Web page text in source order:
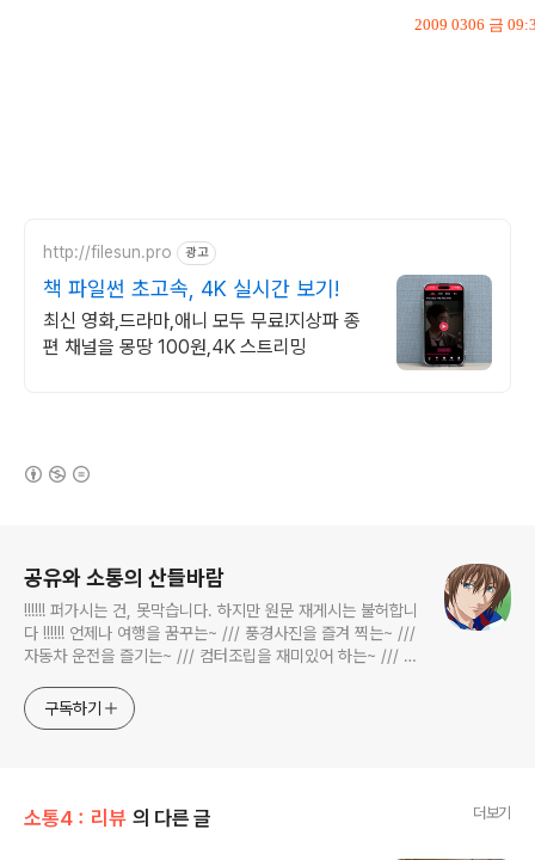
2009 0306 금
http://filesun.pro 광고
책 파일썬 초고속, 4K 실시간 보기!
최신 영화,드라마,애니 모두 무료!지상파 종
편 채널을 몽땅 100원,4K 스트리밍
공유와 소통의 산들바람
!!!!!! 퍼가시는 건, 못막습니다. 하지만 원문 재게시는 불허합니
다 !!!!!! 언제나 여행을 꿈꾸는~ /// 풍경사진을 즐겨 찍는~ ///
자동차 운전을 즐기는~ /// 컴터조립을 재미있어 하는~ /// 고
식하는 미드가 있는~ /// 사회적 이슈에 발언하는~ 不老巨
구독하기
소통4：리뷰 의 다른 글 더보기